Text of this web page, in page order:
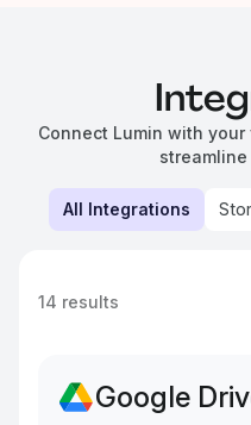
Connect Lumin with
All Integrations
14 results
Google